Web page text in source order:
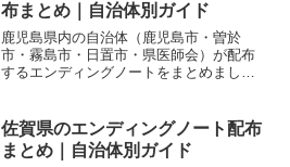
布まとめ｜自治体別ガイド
鹿児島県内の自治体（鹿児島市・曽於
市・霧島市・日置市・県医師会）が配布
するエンディングノートをまとめまし
佐賀県のエンディングノート配布
まとめ｜自治体別ガイド